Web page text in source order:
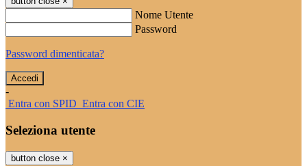
Nome Utente
Password
Password dimenticata?
-
Entra con SPID Entra con CIE
Seleziona utente
button close ×